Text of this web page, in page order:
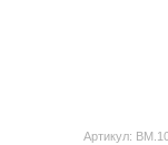
Артикул: